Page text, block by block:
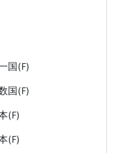
国(F)
国(F)
(F)
(F)